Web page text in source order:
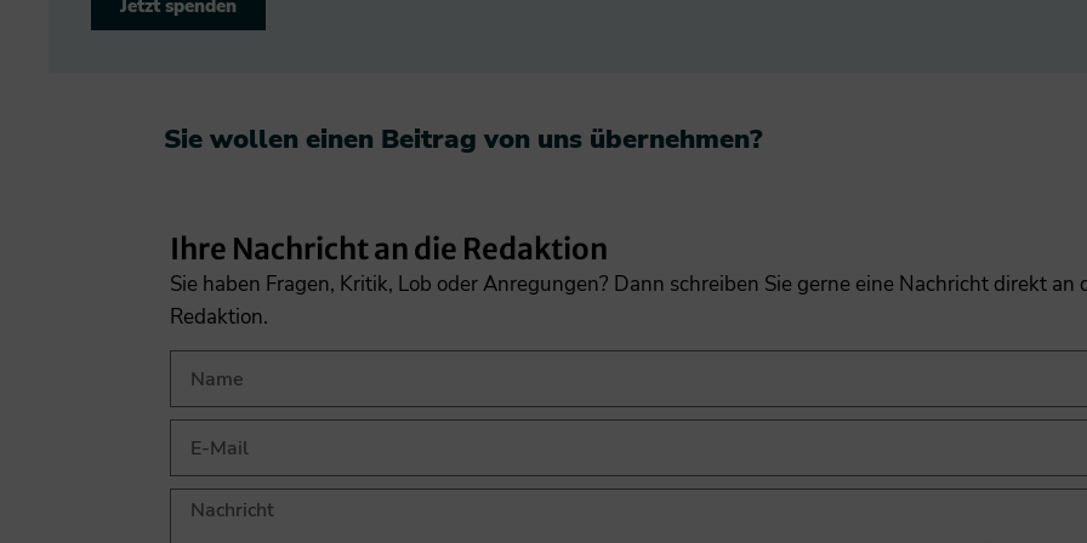
Jetzt spenden
Sie wollen einen Beitrag von uns übernehmen?​
Ihre Nachricht an die Redaktion
Sie haben Fragen, Kritik, Lob oder Anregungen? Dann schreiben Sie gerne eine Nachricht direkt an
Redaktion.